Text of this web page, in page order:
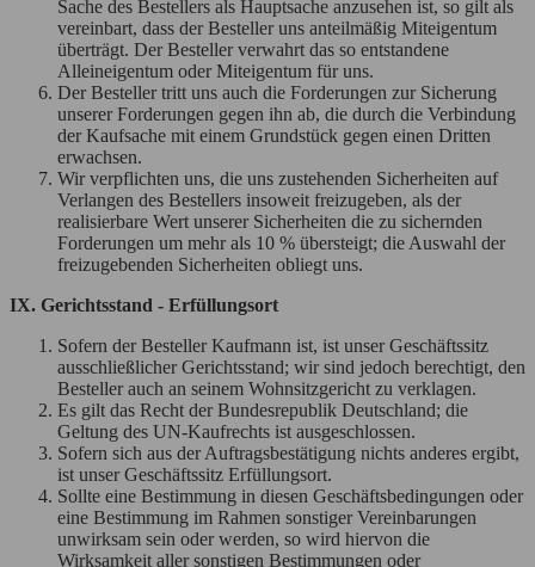
Sache des Bestellers als Hauptsache anzusehen ist, so gilt als
vereinbart, dass der Besteller uns anteilmäßig Miteigentum
überträgt. Der Besteller verwahrt das so entstandene
Alleineigentum oder Miteigentum für uns.
Der Besteller tritt uns auch die Forderungen zur Sicherung
unserer Forderungen gegen ihn ab, die durch die Verbindung
der Kaufsache mit einem Grundstück gegen einen Dritten
erwachsen.
Wir verpflichten uns, die uns zustehenden Sicherheiten auf
Verlangen des Bestellers insoweit freizugeben, als der
realisierbare Wert unserer Sicherheiten die zu sichernden
Forderungen um mehr als 10 % übersteigt; die Auswahl der
freizugebenden Sicherheiten obliegt uns.
IX. Gerichtsstand - Erfüllungsort
Sofern der Besteller Kaufmann ist, ist unser Geschäftssitz
ausschließlicher Gerichtsstand; wir sind jedoch berechtigt, den
Besteller auch an seinem Wohnsitzgericht zu verklagen.
Es gilt das Recht der Bundesrepublik Deutschland; die
Geltung des UN-Kaufrechts ist ausgeschlossen.
Sofern sich aus der Auftragsbestätigung nichts anderes ergibt,
ist unser Geschäftssitz Erfüllungsort.
Sollte eine Bestimmung in diesen Geschäftsbedingungen oder
eine Bestimmung im Rahmen sonstiger Vereinbarungen
unwirksam sein oder werden, so wird hiervon die
Wirksamkeit aller sonstigen Bestimmungen oder